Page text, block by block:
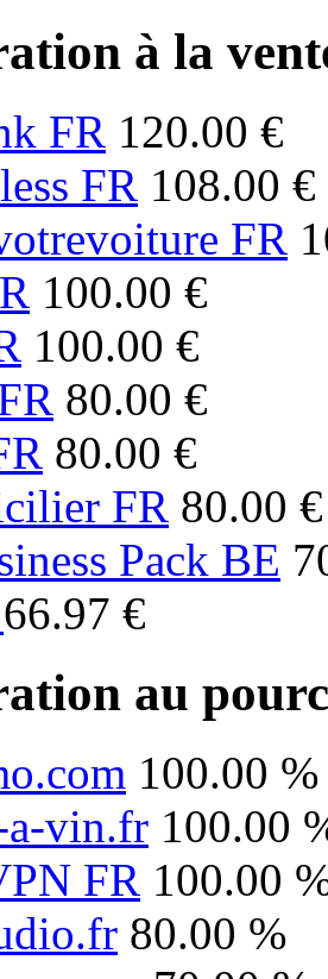
à la
FR 120.00 €
FR 108.00 €
FR
100.00 €
100.00 €
80.00 €
80.00 €
FR 80.00 €
Pack BE
66.97 €
au
100.00 %
a-vin.fr 100.00
FR 100.00
80.00 %